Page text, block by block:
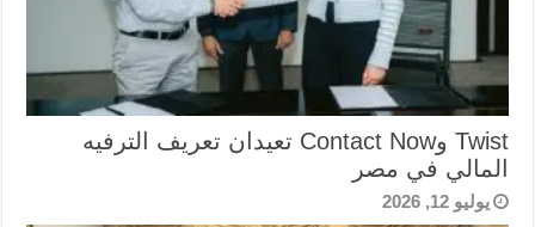
Twist وContact Now تعيدان تعريف الترفيه
المالي في مصر
يوليو 12, 2026